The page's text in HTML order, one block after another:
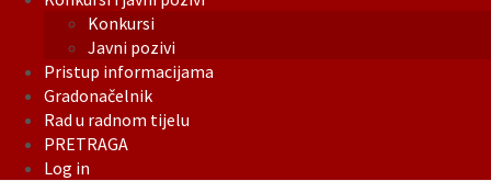
Konkursi
Javni pozivi
Pristup informacijama
Gradonačelnik
Rad u radnom tijelu
PRETRAGA
Log in